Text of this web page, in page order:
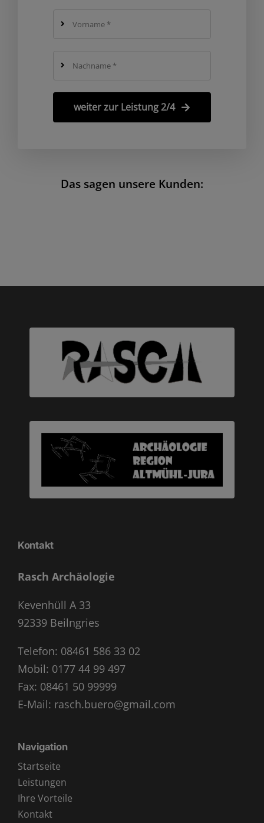
Das sagen unsere Kunden:
weiter zur Leistung 2/4
Kontakt
Rasch Archäologie
Kevenhüll A 33
92339 Beilngries
Telefon: 08461 586 33 02
Mobil: 0177 44 99 497
Fax: 08461 50 99999
E-Mail: rasch.buero@gmail.com
Navigation
Startseite
Leistungen
Ihre Vorteile
Kontakt